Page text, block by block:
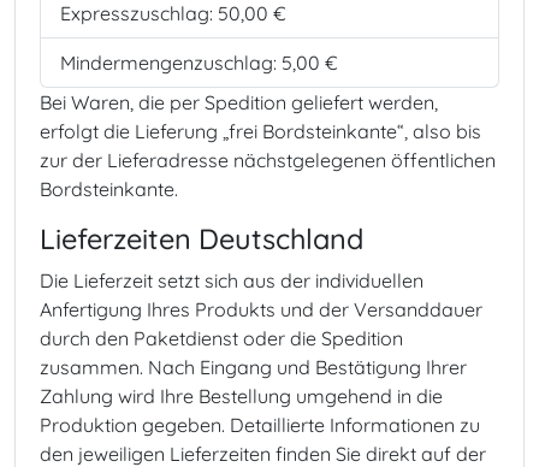
Expresszuschlag: 50,00 €
Mindermengenzuschlag: 5,00 €
Bei Waren, die per Spedition geliefert werden,
erfolgt die Lieferung „frei Bordsteinkante“, also bis
zur der Lieferadresse nächstgelegenen öffentlichen
Bordsteinkante.
Lieferzeiten Deutschland
Die Lieferzeit setzt sich aus der individuellen
Anfertigung Ihres Produkts und der Versanddauer
durch den Paketdienst oder die Spedition
zusammen. Nach Eingang und Bestätigung Ihrer
Zahlung wird Ihre Bestellung umgehend in die
Produktion gegeben. Detaillierte Informationen zu
den jeweiligen Lieferzeiten finden Sie direkt auf der